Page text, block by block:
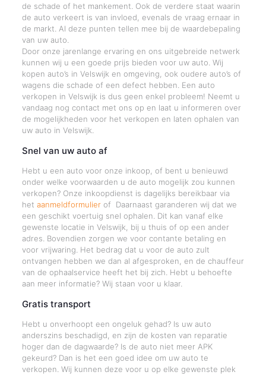
de schade of het mankement. Ook de verdere staat waarin
de auto verkeert is van invloed, evenals de vraag ernaar in
de markt. Al deze punten tellen mee bij de waardebepaling
van uw auto.
Door onze jarenlange ervaring en ons uitgebreide netwerk
kunnen wij u een goede prijs bieden voor uw auto. Wij
kopen auto’s in Velswijk en omgeving, ook oudere auto’s of
wagens die schade of een defect hebben. Een auto
verkopen in Velswijk is dus geen enkel probleem! Neemt u
vandaag nog contact met ons op en laat u informeren over
de mogelijkheden voor het verkopen en laten ophalen van
uw auto in Velswijk.
Snel van uw auto af
Hebt u een auto voor onze inkoop, of bent u benieuwd
onder welke voorwaarden u de auto mogelijk zou kunnen
verkopen? Onze inkoopdienst is dagelijks bereikbaar via
het aanmeldformulierof Daarnaast garanderen wij dat we
een geschikt voertuig snel ophalen. Dit kan vanaf elke
gewenste locatie in Velswijk, bij u thuis of op een ander
adres. Bovendien zorgen we voor contante betaling en
voor vrijwaring. Het bedrag dat u voor de auto zult
ontvangen hebben we dan al afgesproken, en de chauffeur
van de ophaalservice heeft het bij zich. Hebt u behoefte
aan meer informatie? Wij staan voor u klaar.
Gratis transport
Hebt u onverhoopt een ongeluk gehad? Is uw auto
anderszins beschadigd, en zijn de kosten van reparatie
hoger dan de dagwaarde? Is de auto niet meer APK
gekeurd? Dan is het een goed idee om uw auto te
verkopen. Wij kunnen deze voor u op elke gewenste plek